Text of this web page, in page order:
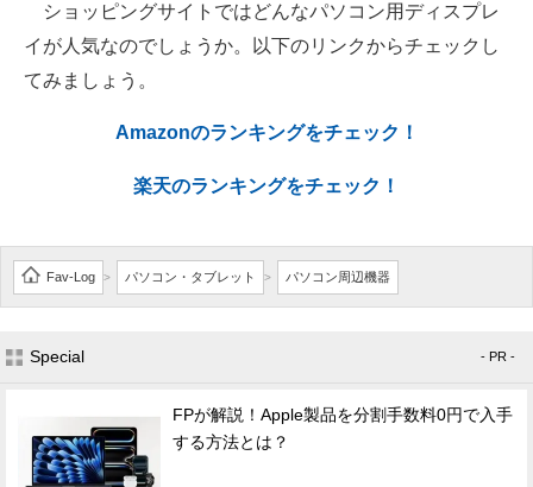
ショッピングサイトではどんなパソコン用ディスプレ
イが人気なのでしょうか。以下のリンクからチェックし
てみましょう。
Amazonのランキングをチェック！
楽天のランキングをチェック！
Fav-Log > パソコン・タブレット > パソコン周辺機器
Special - PR -
FPが解説！Apple製品を分割手数料0円で入手
する方法とは？